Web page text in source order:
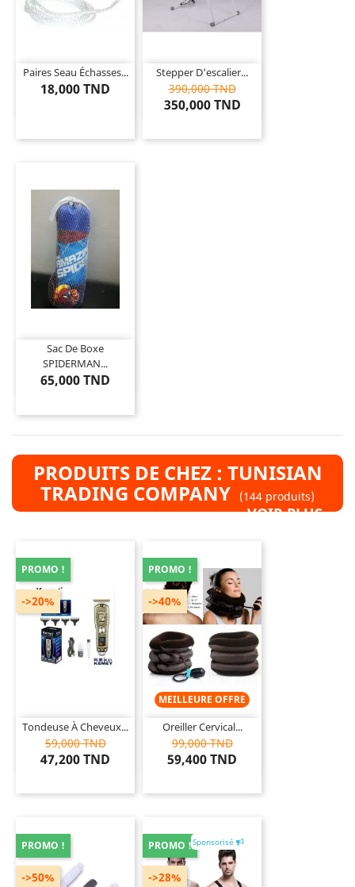
Paires Seau Échasses...
18,000 TND
Stepper D'escalier...
390,000 TND
350,000 TND
Sac De Boxe
SPIDERMAN...
65,000 TND
PRODUITS DE CHEZ : TUNISIAN
TRADING COMPANY (144 produits)
VOIR PLUS »
Tondeuse À Cheveux...
59,000 TND
47,200 TND
PROMO !
->20%
MEILLEURE OFFRE
Oreiller Cervical...
99,000 TND
59,400 TND
PROMO !
->40%
PROMO !
->50%
Sponsorisé
->28%
PROMO !